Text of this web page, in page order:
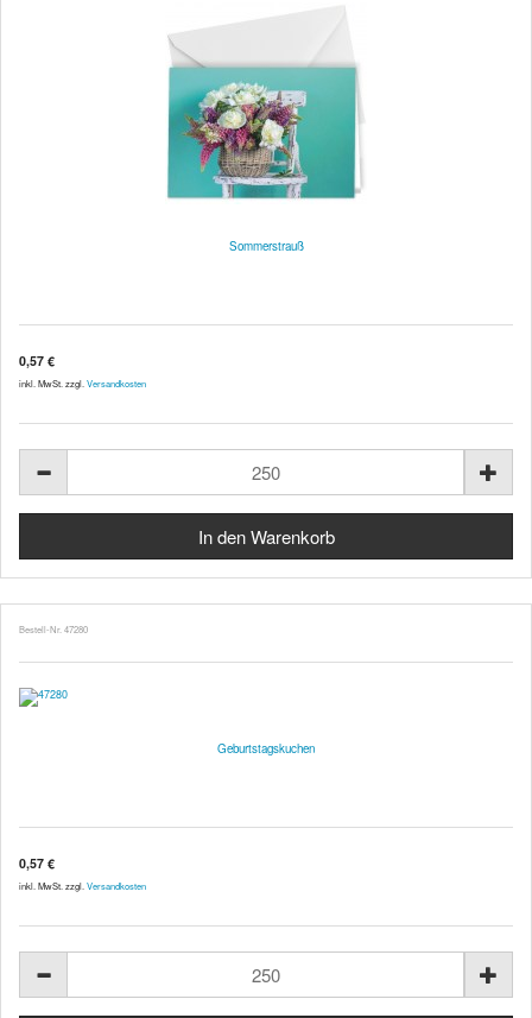
Sommerstrauß
0,57 €
inkl. MwSt. zzgl. Versandkosten
Bestell-Nr. 47280
Geburtstagskuchen
0,57 €
inkl. MwSt. zzgl. Versandkosten